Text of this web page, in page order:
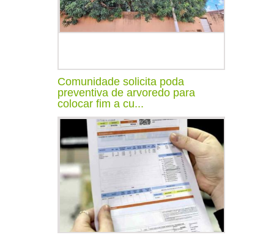
Comunidade solicita poda
preventiva de arvoredo para
colocar fim a cu...